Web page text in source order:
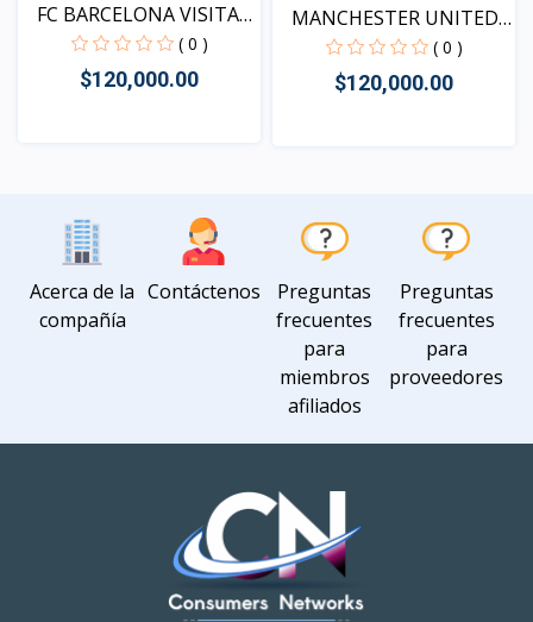
FC BARCELONA VISITA
202...
( 0 )
$120,000.00
MANCHESTER UNITED
CAMIS...
( 0 )
$120,000.00
Acerca de la
compañía
Contáctenos
Preguntas
frecuentes
para
miembros
afiliados
Preguntas
frecuentes
para
proveedores